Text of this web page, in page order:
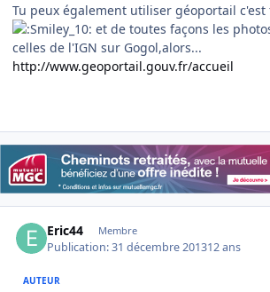
Tu peux également utiliser géoportail c'est
et de toutes façons les
celles de l'IGN sur Gogol,alors...
http://www.geoportail.gouv.fr/accueil
Eric44 Membre
Publication:31 décembre 201312 ans
AUTEUR